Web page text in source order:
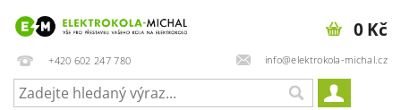
+420 602 247 780 info@elektrokola-michal.cz
0 Kč